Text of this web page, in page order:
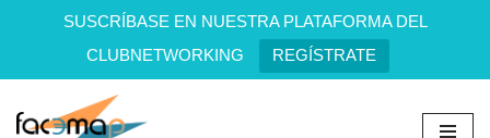
SUSCRÍBASE EN NUESTRA PLATAFORMA DEL
CLUBNETWORKING
REGÍSTRATE